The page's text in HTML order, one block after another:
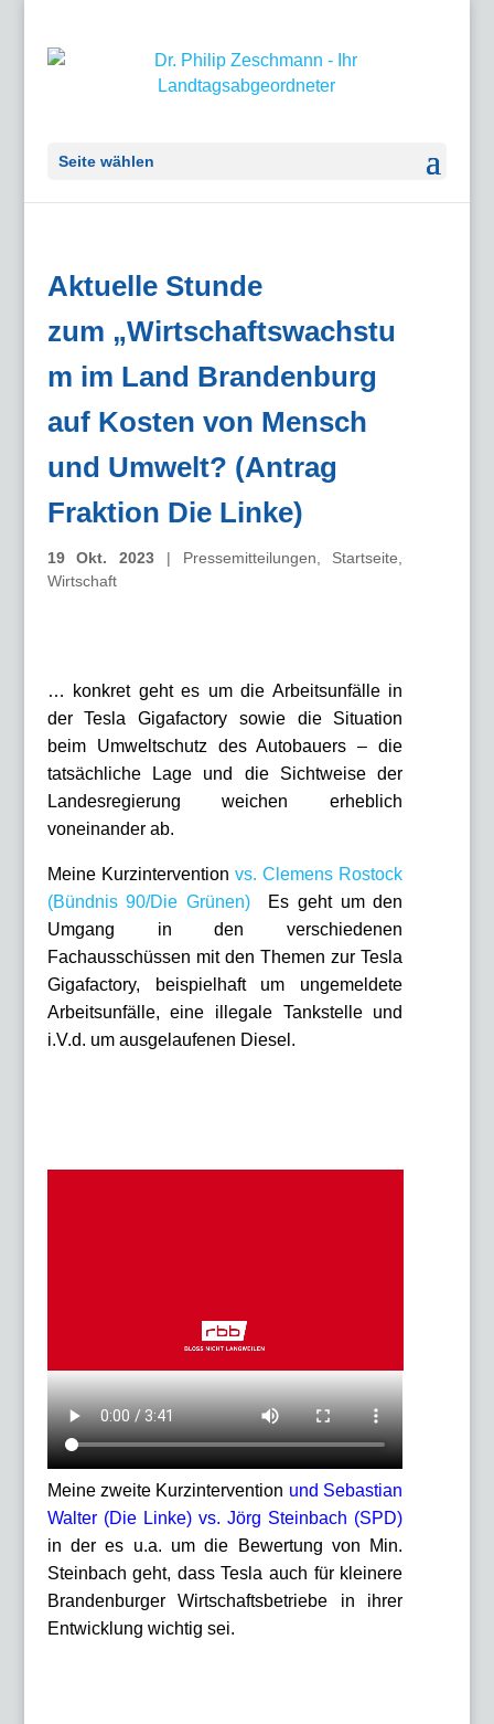
Seite wählen
Aktuelle Stunde
zum „Wirtschaftswachstu
m im Land Brandenburg
auf Kosten von Mensch
und Umwelt? (Antrag
Fraktion Die Linke)
19 Okt. 2023 | Pressemitteilungen Startseite
Wirtschaft
… konkret geht es um die Arbeitsunfälle in
der Tesla Gigafactory sowie die Situation
beim Umweltschutz des Autobauers – die
tatsächliche Lage und die Sichtweise der
Landesregierung weichen erheblich
voneinander ab.
Meine Kurzintervention vs. Clemens Rostock
(Bündnis 90/Die Grünen)
Es geht um den
Umgang in den verschiedenen
Fachausschüssen mit den Themen zur Tesla
Gigafactory, beispielhaft um ungemeldete
Arbeitsunfälle, eine illegale Tankstelle und
i.V.d. um ausgelaufenen Diesel.
Meine zweite Kurzintervention und Sebastian
Walter (Die Linke) vs. Jörg Steinbach (SPD)
in der es u.a. um die Bewertung von Min.
Steinbach geht, dass Tesla auch für kleinere
Brandenburger Wirtschaftsbetriebe in ihrer
Entwicklung wichtig sei.